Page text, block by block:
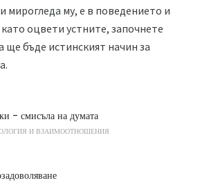
мирогледа му, е в поведението и
оцвети устните, започнете
ще бъде истинският начин за
- смисъла на думата
И ВЗАИМООТНОШЕНИЯ